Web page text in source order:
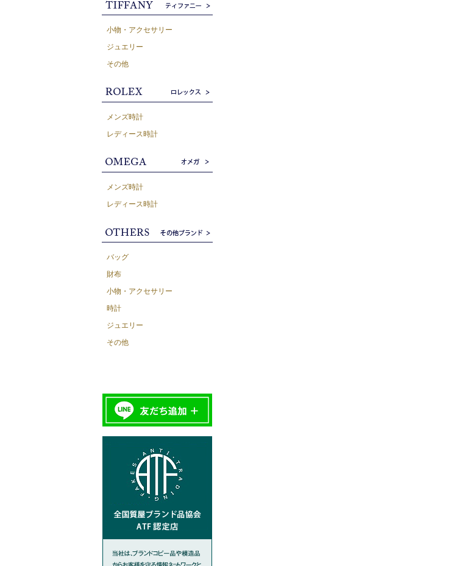
小物・アクセサリー
ジュエリー
その他
メンズ時計
レディース時計
メンズ時計
レディース時計
バッグ
財布
小物・アクセサリー
時計
ジュエリー
その他